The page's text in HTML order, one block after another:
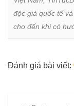
độc giả quốc tế
cho đến khi có
Đánh giá bài viết: